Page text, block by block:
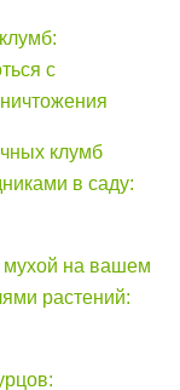
с
клумб
в саду:
мухой на вашем
растений: